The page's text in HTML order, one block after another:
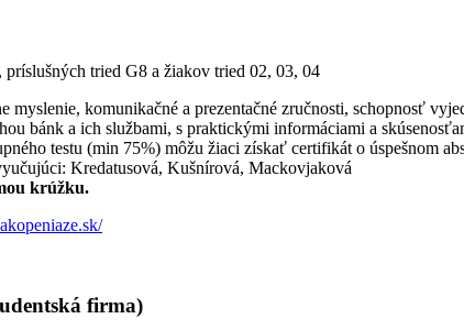
tried G8 a žiakov tried 02, 03, 04
myslenie, komunikačné a prezentačné zručnosti, schopnosť
bánk a ich službami, s praktickými informáciami a
testu (min 75%) môžu žiaci získať certifikát o úspešnom
Kredatusová, Kušnírová, Mackovjaková
krúžku.
firma)